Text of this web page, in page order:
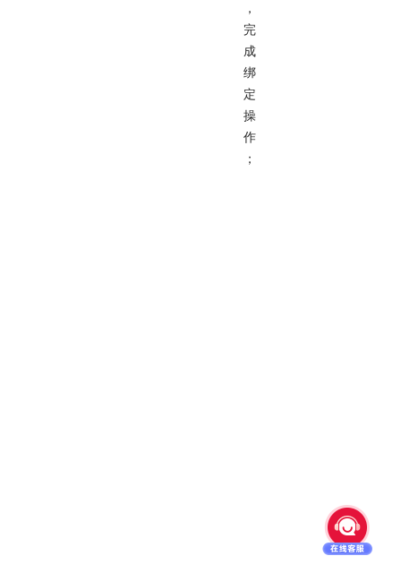
，
完
成
绑
定
操
作
；